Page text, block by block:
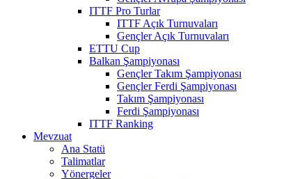
ITTF Pro Turlar
ITTF Açık Turnuvaları
Gençler Açık Turnuvaları
ETTU Cup
Balkan Şampiyonası
Gençler Takım Şampiyonası
Gençler Ferdi Şampiyonası
Takım Şampiyonası
Ferdi Şampiyonası
ITTF Ranking
Mevzuat
Ana Statü
Talimatlar
Yönergeler